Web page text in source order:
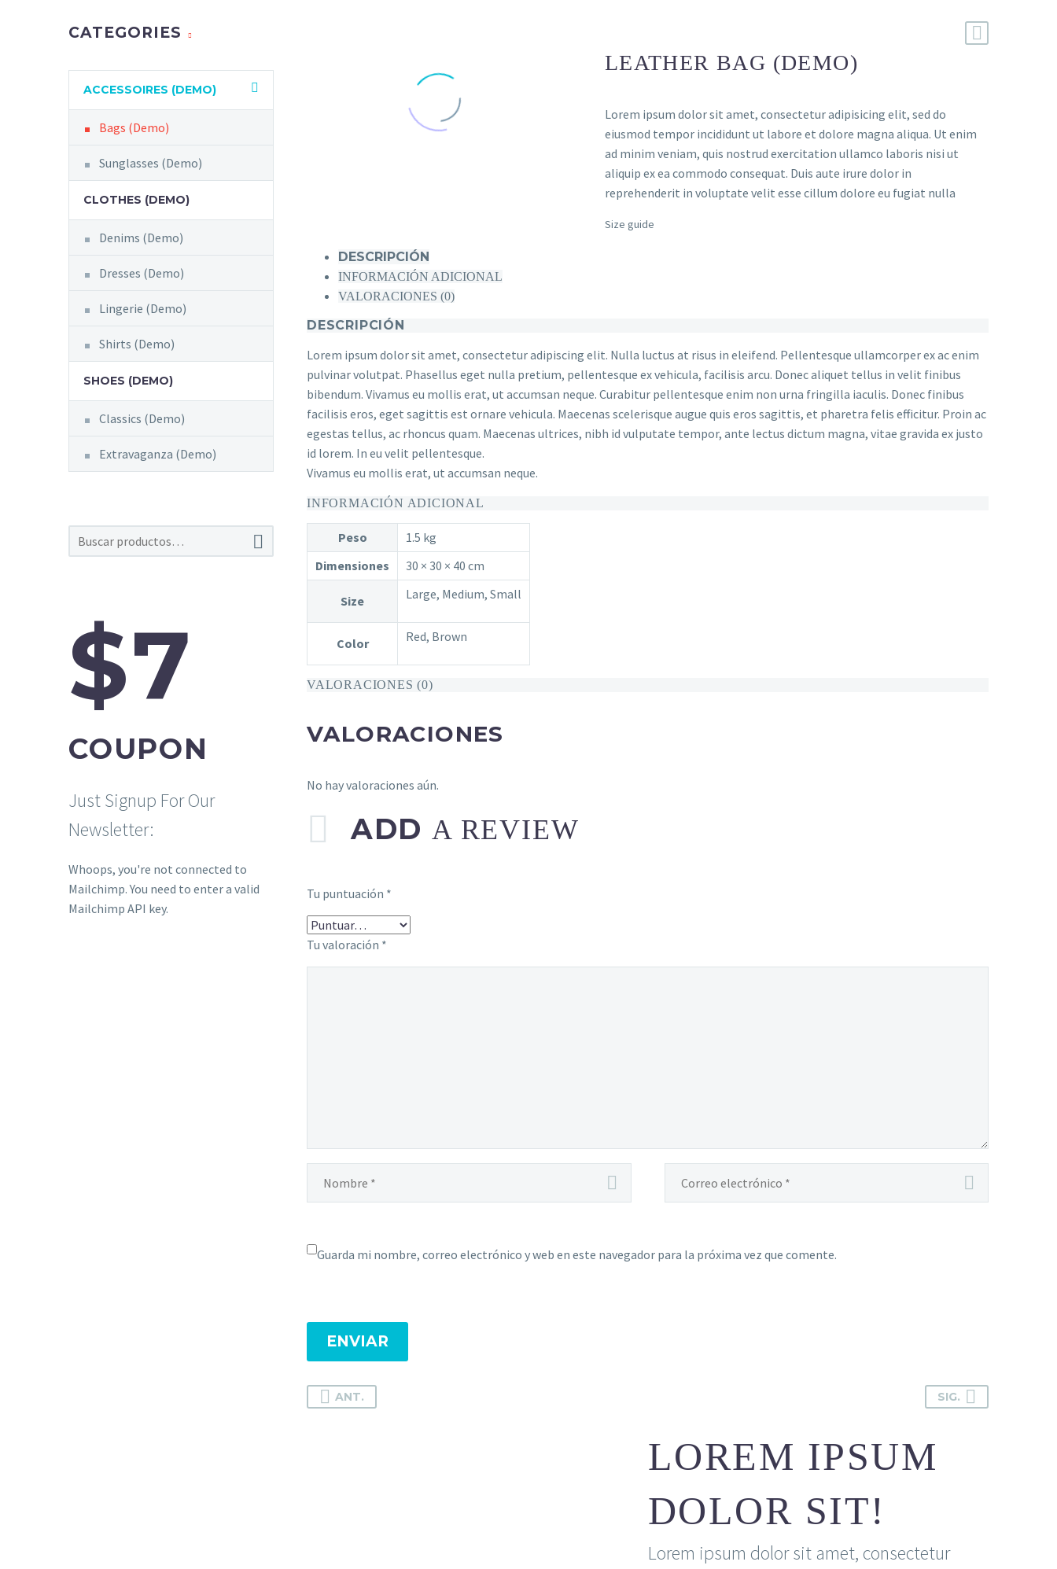
LEATHER BAG (DEMO)
Lorem ipsum dolor sit amet, consectetur adipisicing elit, sed do
eiusmod tempor incididunt ut labore et dolore magna aliqua. Ut enim
ad minim veniam, quis nostrud exercitation ullamco laboris nisi ut
aliquip ex ea commodo consequat. Duis aute irure dolor in
reprehenderit in voluptate velit esse cillum dolore eu fugiat nulla
Size guide
DESCRIPCIÓN
INFORMACIÓN ADICIONAL
VALORACIONES (0)
DESCRIPCIÓN
Lorem ipsum dolor sit amet, consectetur adipiscing elit. Nulla luctus at risus in eleifend. Pellentesque ullamcorper ex ac enim
pulvinar volutpat. Phasellus eget nulla pretium, pellentesque ex vehicula, facilisis arcu. Donec aliquet tellus in velit finibus
bibendum. Vivamus eu mollis erat, ut accumsan neque. Curabitur pellentesque enim non urna fringilla iaculis. Donec finibus
facilisis eros, eget sagittis est ornare vehicula. Maecenas scelerisque augue quis eros sagittis, et pharetra felis efficitur. Proin ac
egestas tellus, ac rhoncus quam. Maecenas ultrices, nibh id vulputate tempor, ante lectus dictum magna, vitae gravida ex justo
id lorem. In eu velit pellentesque.
Vivamus eu mollis erat, ut accumsan neque.
INFORMACIÓN ADICIONAL
Peso
1.5 kg
Dimensiones
30 × 30 × 40 cm
Size Large, Medium, Small
Color Red, Brown
VALORACIONES (0)
VALORACIONES
No hay valoraciones aún.
ADDA REVIEW
Tu puntuación *
Tu valoración *
Guarda mi nombre, correo electrónico y web en este navegador para la próxima vez que comente.
ENVIAR
ANT. SIG.
LOREM IPSUM
DOLOR SIT!
Lorem ipsum dolor sit amet, consectetur
CATEGORIES
ACCESSOIRES (DEMO)
Bags (Demo)
Sunglasses (Demo)
CLOTHES (DEMO)
Denims (Demo)
Dresses (Demo)
Lingerie (Demo)
Shirts (Demo)
SHOES (DEMO)
Classics (Demo)
Extravaganza (Demo)

$7
COUPON
Just Signup For Our
Newsletter:
Whoops, you're not connected to
Mailchimp. You need to enter a valid
Mailchimp API key.